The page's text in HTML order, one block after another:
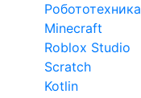
Робототехника
Minecraft
Roblox Studio
Scratch
Kotlin